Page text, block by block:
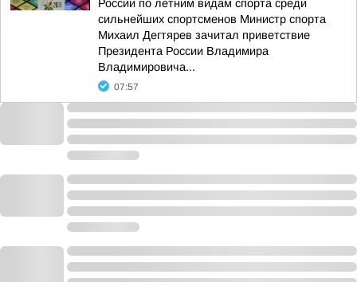
России по летним видам спорта среди
сильнейших спортсменов Министр спорта
Михаил Дегтярев зачитал приветствие
Президента России Владимира
Владимировича...
07:57